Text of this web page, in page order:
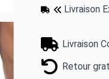
Livraison
Livraison
Retour